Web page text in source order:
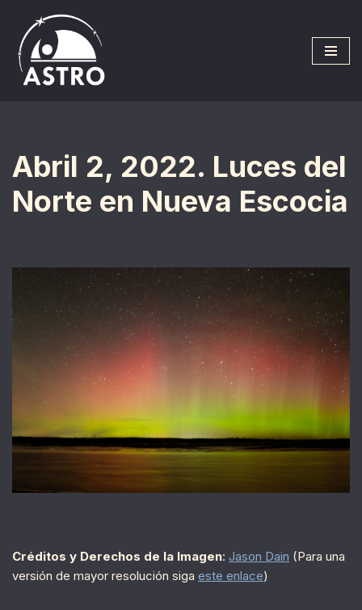
Saltar
al
contenido
Abril 2, 2022. Luces del
Norte en Nueva Escocia
Créditos y Derechos de la Imagen: Jason Dain (Para una
versión de mayor resolución siga este enlace)